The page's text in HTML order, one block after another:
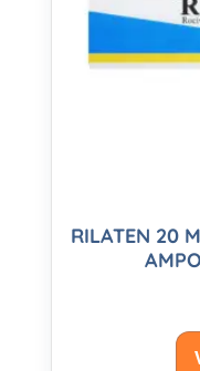
RILATEN 20